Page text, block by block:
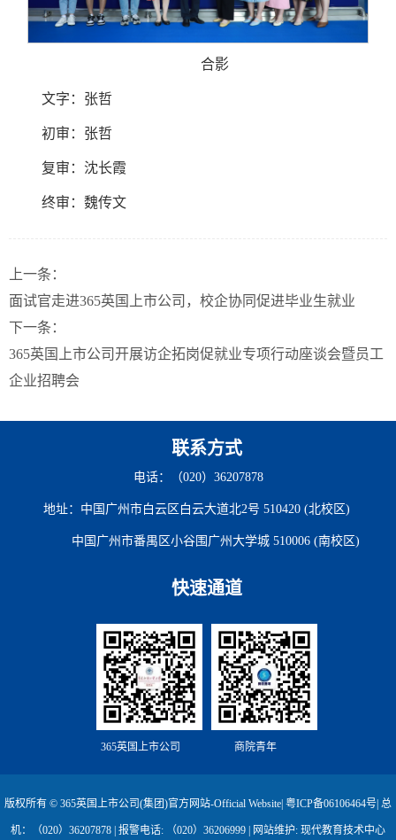
合影
文字：张哲
初审：张哲
复审：沈长霞
终审：魏传文
上一条：
面试官走进365英国上市公司，校企协同促进毕业生就业
下一条：
365英国上市公司开展访企拓岗促就业专项行动座谈会暨员工
企业招聘会
联系方式
电话：（020）36207878
地址：中国广州市白云区白云大道北2号 510420 (北校区)
中国广州市番禺区小谷围广州大学城 510006 (南校区)
快速通道
365英国上市公司 商院青年
版权所有 © 365英国上市公司(集团)官方网站-Official Website| 粤ICP备06106464号| 总
机：（020）36207878 | 报警电话: （020）36206999 | 网站维护: 现代教育技术中心